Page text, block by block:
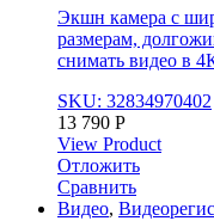
Экшн камера с
размерам,
снимать видео в
SKU: 32834970402
13 790 Р
View Product
Отложить
Сравнить
Видео,